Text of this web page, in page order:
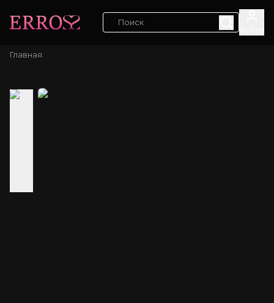
Главная